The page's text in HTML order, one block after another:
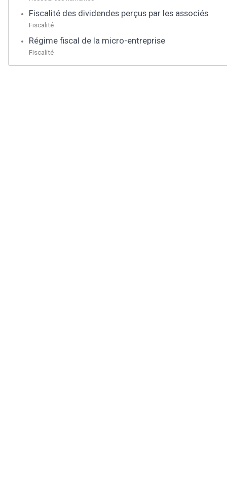
Fiscalité des dividendes perçus par les associés
Fiscalité
Régime fiscal de la micro-entreprise
Fiscalité